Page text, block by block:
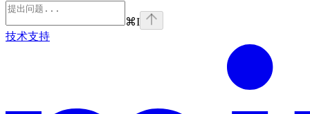
⌘I
技术支持